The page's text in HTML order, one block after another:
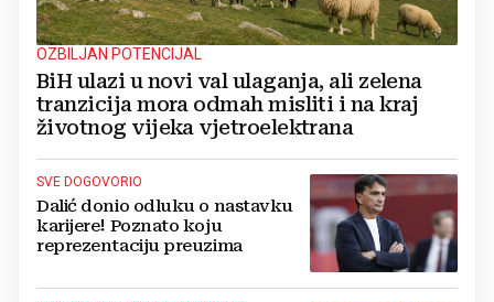
OZBILJAN POTENCIJAL
BiH ulazi u novi val ulaganja, ali zelena
tranzicija mora odmah misliti i na kraj
životnog vijeka vjetroelektrana
SVE DOGOVORIO
Dalić donio odluku o nastavku
karijere! Poznato koju
reprezentaciju preuzima